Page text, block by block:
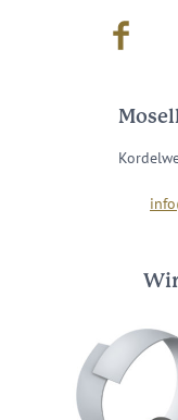
Facebook